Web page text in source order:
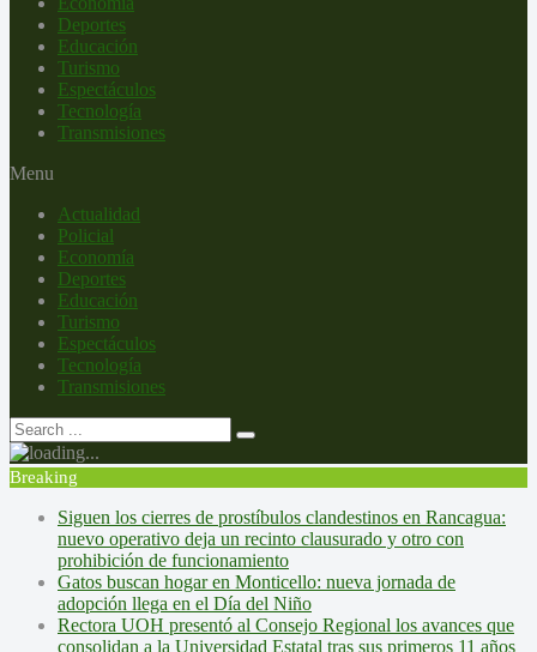
Deportes
Educación
Turismo
Espectáculos
Tecnología
Transmisiones
Menu
Actualidad
Policial
Economía
Deportes
Educación
Turismo
Espectáculos
Tecnología
Transmisiones
Breaking
Siguen los cierres de prostíbulos clandestinos en Rancagua:
nuevo operativo deja un recinto clausurado y otro con
prohibición de funcionamiento
Gatos buscan hogar en Monticello: nueva jornada de
adopción llega en el Día del Niño
Rectora UOH presentó al Consejo Regional los avances que
consolidan a la Universidad Estatal tras sus primeros 11 años